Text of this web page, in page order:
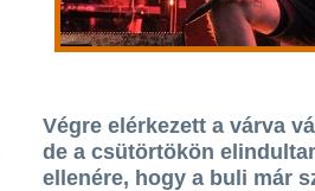
Végre elérkezett a várva
de a csütörtökön
ellenére, hogy a buli már